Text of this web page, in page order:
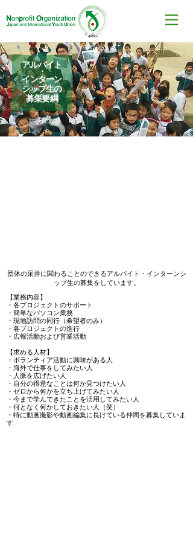
​インターン
シップ生の
募集要綱
アルバイト
​・
団体の采井に関わることのできるアルバイト・インターンシ
ップ生の募集をしています。
【業務内容】
・各プロジェクトのサポート
・簡単なパソコン業務
・現地訪問の同行（希望者のみ）
・各プロジェクトの進行
・広報活動および営業活動
【求める人材】
・ボランティア活動に興味がある人
・海外で仕事をしてみたい人
・人脈を広げたい人
・自分の得意なことは何か見つけたい人
・ゼロから何かを立ち上げてみたい人
・今まで学んできたことを活用してみたい人
・何となく何かしておきたい人（笑）
​・特に動画撮影や動画編集に長けている仲間を募集していま
す